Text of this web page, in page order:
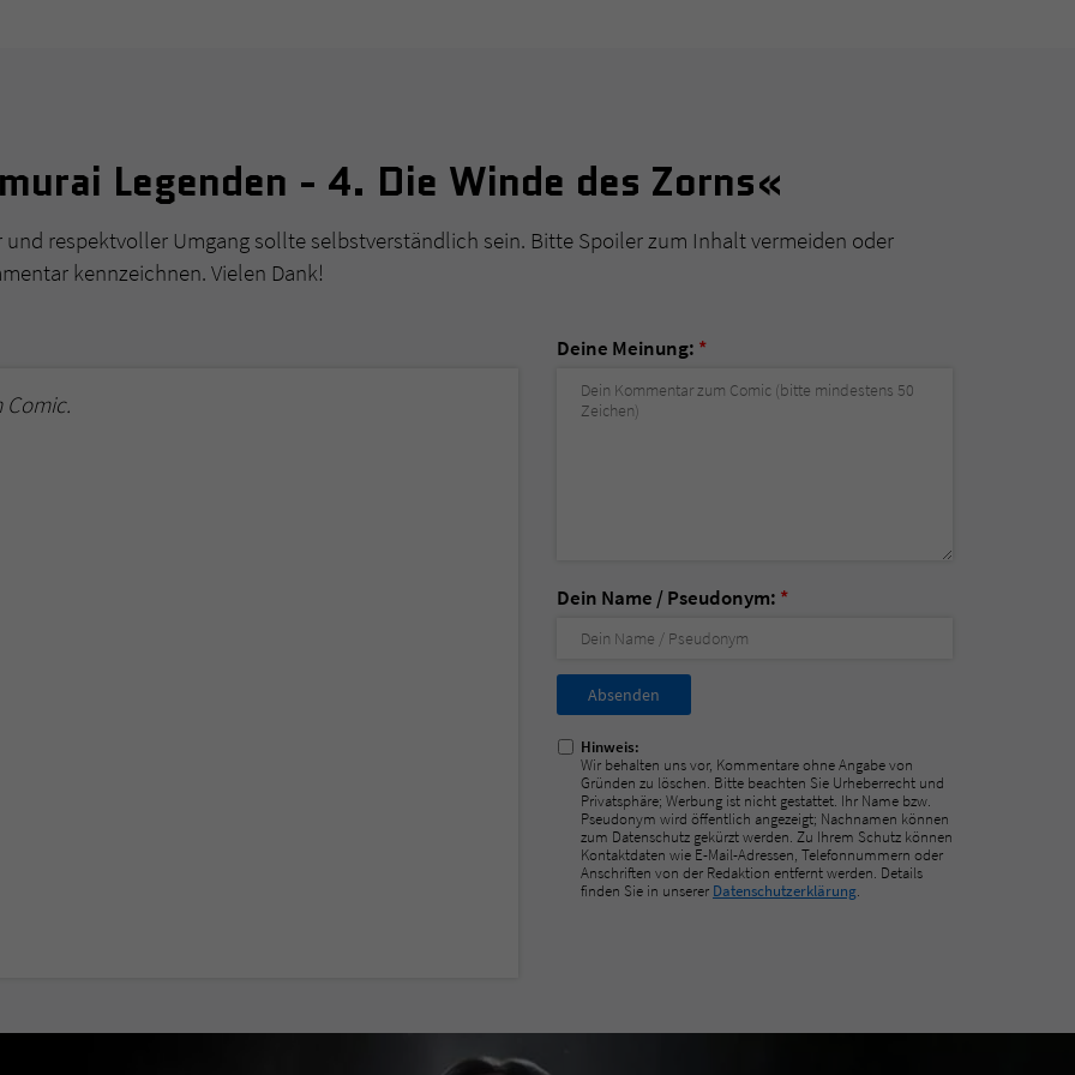
Legenden - 4. Die Winde des Zorns«
und respektvoller Umgang sollte selbstverständlich sein. Bitte Spoiler zum Inhalt vermeiden oder
kennzeichnen. Vielen Dank!
Comic.
Deine Meinung: *
Dein Name / Pseudonym: *
Nicht
ausfüllen!
Hinweis:
Wir behalten uns vor, Kommentare ohne Angabe von
Gründen zu löschen. Bitte beachten Sie Urheberrecht und
Privatsphäre; Werbung ist nicht gestattet. Ihr Name bzw.
Pseudonym wird öffentlich angezeigt; Nachnamen können
zum Datenschutz gekürzt werden. Zu Ihrem Schutz können
Kontaktdaten wie E-Mail-Adressen, Telefonnummern oder
Anschriften von der Redaktion entfernt werden. Details
finden Sie in unserer Datenschutzerklärung.